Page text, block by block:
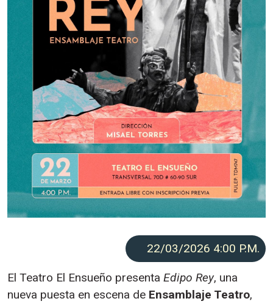
22/03/2026 4:00 P.M.
El Teatro El Ensueño presenta Edipo Rey, una
nueva puesta en escena de Ensamblaje Teatro,